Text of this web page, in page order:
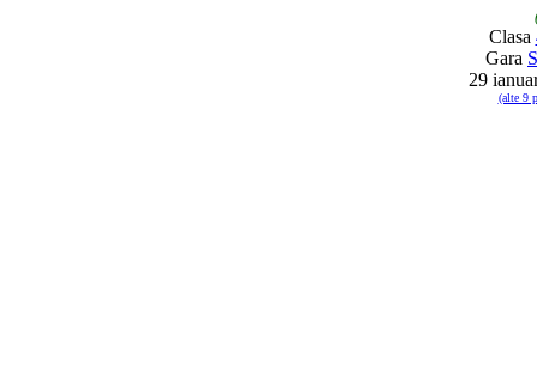
Clasa
Gara
29
(alte 9